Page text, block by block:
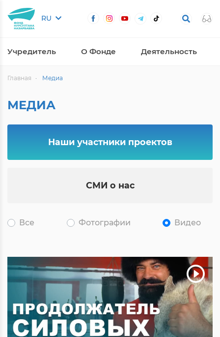
RU
Учредитель О Фонде Деятельность
Главная Медиа
МЕДИА
Наши участники проектов
СМИ о нас
Все Фотографии Видео